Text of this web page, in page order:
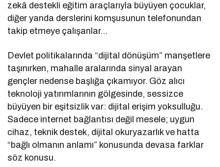
zekâ destekli eğitim araçlarıyla büyüyen çocuklar,
diğer yanda derslerini komşusunun telefonundan
takip etmeye çalışanlar…
Devlet politikalarında “dijital dönüşüm” manşetlere
taşınırken, mahalle aralarında sinyal arayan
gençler nedense başlığa çıkamıyor. Göz alıcı
teknoloji yatırımlarının gölgesinde, sessizce
büyüyen bir eşitsizlik var: dijital erişim yoksulluğu.
Sadece internet bağlantısı değil mesele; uygun
cihaz, teknik destek, dijital okuryazarlık ve hatta
“bağlı olmanın anlamı” konusunda devasa farklar
söz konusu.